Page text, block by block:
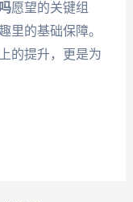
愿望的关键组
里的基础保障。
的提升，更是为